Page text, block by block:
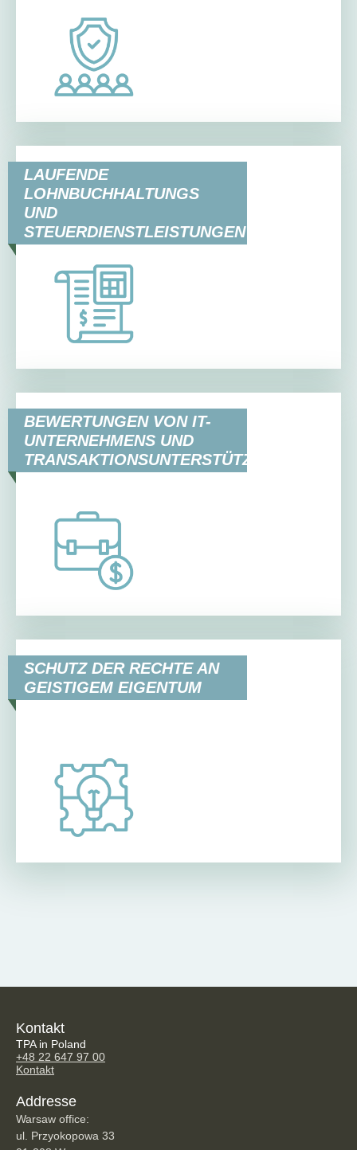
LAUFENDE
LOHNBUCHHALTUNGS
UND
STEUERDIENSTLEISTUNGEN
BEWERTUNGEN VON IT-
UNTERNEHMENS UND
TRANSAKTIONSUNTERSTÜTZUNG
SCHUTZ DER RECHTE AN
GEISTIGEM EIGENTUM
Kontakt
TPA in Poland
+48 22 647 97 00
Kontakt
Addresse
Warsaw office:
ul. Przyokopowa 33